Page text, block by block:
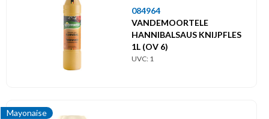
084964
VANDEMOORTELE
HANNIBALSAUS KNIJPFLES
1L (OV 6)
UVC: 1
Mayonaise